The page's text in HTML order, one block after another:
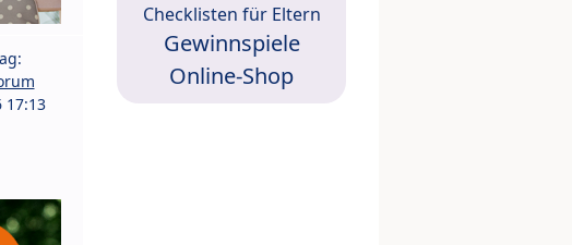
17:13
Checklisten für Eltern
Gewinnspiele
Online-Shop